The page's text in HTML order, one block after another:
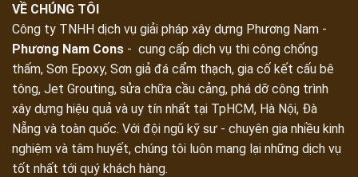
VỀ CHÚNG TÔI
Công ty TNHH dịch vụ giải pháp xây dựng Phương Nam -
Phương Nam Cons - cung cấp dịch vụ thi công chống
thấm, Sơn Epoxy, Sơn giả đá cẩm thạch, gia cố kết cấu bê
tông, Jet Grouting, sửa chữa cầu cảng, phá dỡ công trình
xây dựng hiệu quả và uy tín nhất tại TpHCM, Hà Nội, Đà
Nẵng và toàn quốc. Với đội ngũ kỹ sư - chuyên gia nhiều kinh
nghiệm và tâm huyết, chúng tôi luôn mang lại những dịch vụ
tốt nhất tới quý khách hàng.